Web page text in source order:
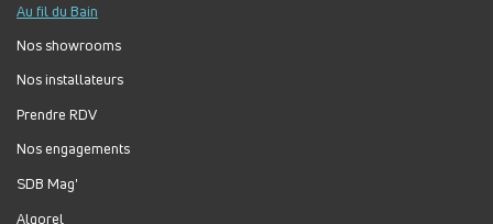
Jour
Plage
horaire
Lundi :
Mardi :
Mercredi :
Vendredi :
Samedi :
Fermé
Dimanche :
Au fil du Bain
Nos showrooms
Nos installateurs
Prendre RDV
Nos engagements
SDB Mag'
Algorel